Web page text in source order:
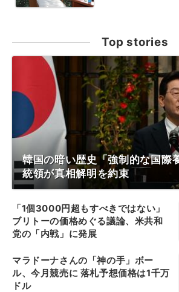
Top stories
韓国の暗い歴史「強制的な国際
統領が真相解明を約束
「1個3000円超もすべきではない」
ブリトーの価格めぐる議論、米共和
党の「内戦」に発展
マラドーナさんの「神の手」ボー
ル、今月競売に 落札予想価格は1千万
ドル